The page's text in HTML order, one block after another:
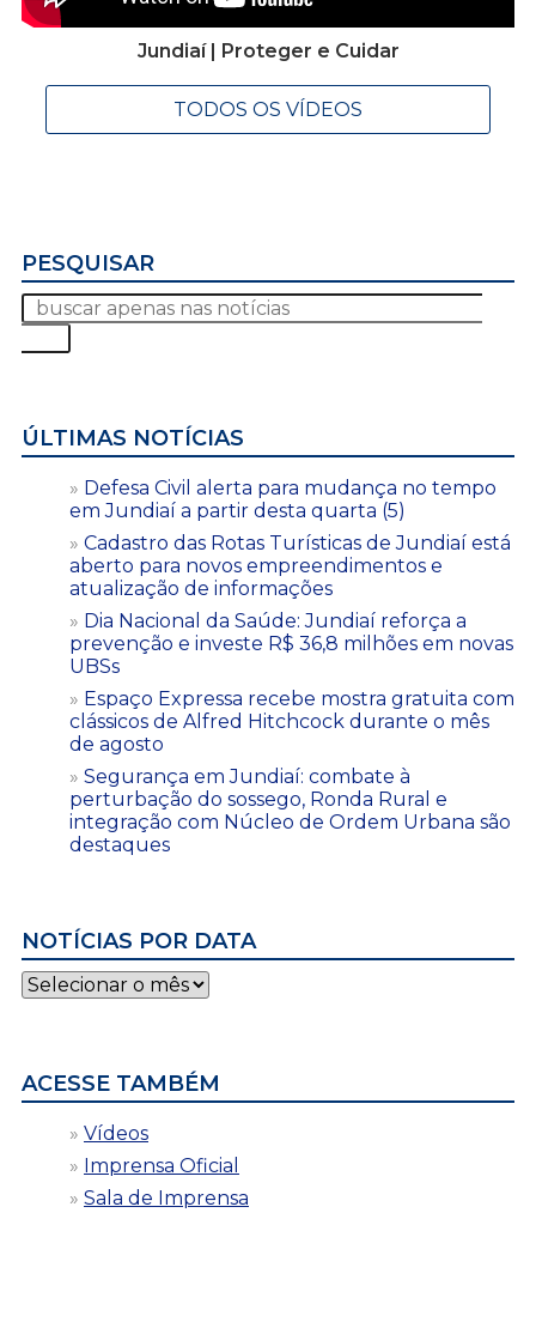
Jundiaí | Proteger e Cuidar
TODOS OS VÍDEOS
PESQUISAR
ÚLTIMAS NOTÍCIAS
Defesa Civil alerta para mudança no tempo
em Jundiaí a partir desta quarta (5)
Cadastro das Rotas Turísticas de Jundiaí está
aberto para novos empreendimentos e
atualização de informações
Dia Nacional da Saúde: Jundiaí reforça a
prevenção e investe R$ 36,8 milhões em novas
UBSs
Espaço Expressa recebe mostra gratuita com
clássicos de Alfred Hitchcock durante o mês
de agosto
Segurança em Jundiaí: combate à
perturbação do sossego, Ronda Rural e
integração com Núcleo de Ordem Urbana são
destaques
NOTÍCIAS POR DATA
Notícias
por
ACESSE TAMBÉM
Vídeos
Imprensa Oficial
Sala de Imprensa